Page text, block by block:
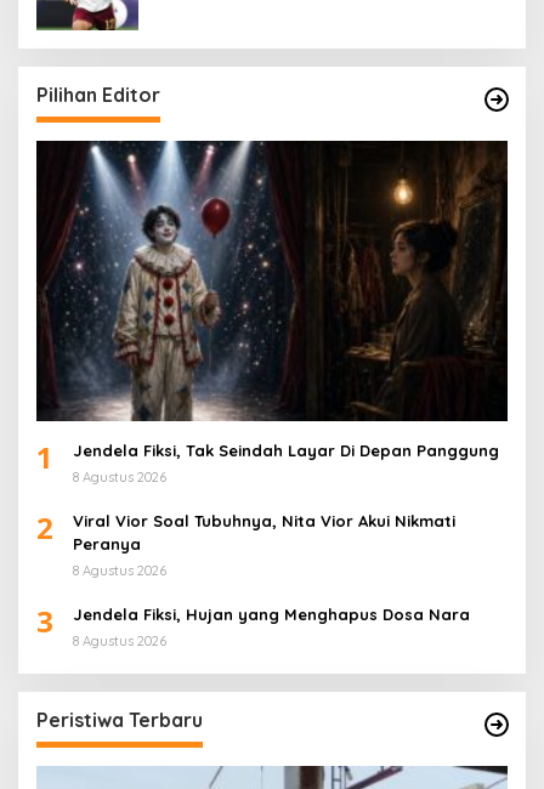
Pilihan Editor
1 Jendela Fiksi, Tak Seindah Layar Di Depan Panggung
8 Agustus 2026
2
Viral Vior Soal Tubuhnya, Nita Vior Akui Nikmati
Peranya
8 Agustus 2026
3 Jendela Fiksi, Hujan yang Menghapus Dosa Nara
8 Agustus 2026
Peristiwa Terbaru